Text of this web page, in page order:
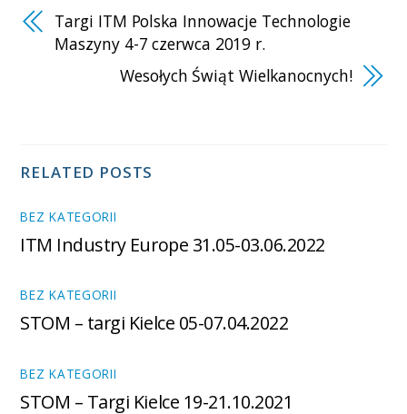
Targi ITM Polska Innowacje Technologie
Maszyny 4-7 czerwca 2019 r.
Wesołych Świąt Wielkanocnych!
RELATED POSTS
BEZ KATEGORII
ITM Industry Europe 31.05-03.06.2022
BEZ KATEGORII
STOM – targi Kielce 05-07.04.2022
BEZ KATEGORII
STOM – Targi Kielce 19-21.10.2021